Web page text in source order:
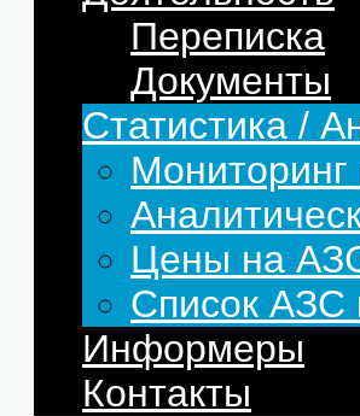
Переписка
Документы
Статистика /
Цены на
Список АЗС
Информеры
Контакты